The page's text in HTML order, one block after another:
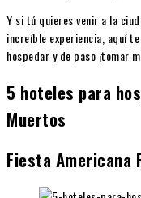
Y si tú quieres venir a la
increíble experiencia, aquí
hospedar y de paso ¡tomar
5 hoteles para
Muertos
Fiesta Americana